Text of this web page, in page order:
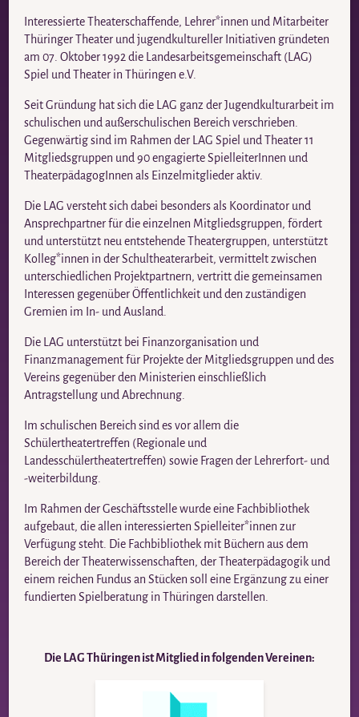
Interessierte Theaterschaffende, Lehrer*innen und Mitarbeiter
Thüringer Theater und jugendkultureller Initiativen gründeten
am 07. Oktober 1992 die Landesarbeitsgemeinschaft (LAG)
Spiel und Theater in Thüringen e.V.
Seit Gründung hat sich die LAG ganz der Jugendkulturarbeit im
schulischen und außerschulischen Bereich verschrieben.
Gegenwärtig sind im Rahmen der LAG Spiel und Theater 11
Mitgliedsgruppen und 90 engagierte SpielleiterInnen und
TheaterpädagogInnen als Einzelmitglieder aktiv.
Die LAG versteht sich dabei besonders als Koordinator und
Ansprechpartner für die einzelnen Mitgliedsgruppen, fördert
und unterstützt neu entstehende Theatergruppen, unterstützt
Kolleg*innen in der Schultheaterarbeit, vermittelt zwischen
unterschiedlichen Projektpartnern, vertritt die gemeinsamen
Interessen gegenüber Öffentlichkeit und den zuständigen
Gremien im In- und Ausland.
Die LAG unterstützt bei Finanzorganisation und
Finanzmanagement für Projekte der Mitgliedsgruppen und des
Vereins gegenüber den Ministerien einschließlich
Antragstellung und Abrechnung.
Im schulischen Bereich sind es vor allem die
Schülertheatertreffen (Regionale und
Landesschülertheatertreffen) sowie Fragen der Lehrerfort- und
-weiterbildung.
Im Rahmen der Geschäftsstelle wurde eine Fachbibliothek
aufgebaut, die allen interessierten Spielleiter*innen zur
Verfügung steht. Die Fachbibliothek mit Büchern aus dem
Bereich der Theaterwissenschaften, der Theaterpädagogik und
einem reichen Fundus an Stücken soll eine Ergänzung zu einer
fundierten Spielberatung in Thüringen darstellen.
Die LAG Thüringen ist Mitglied in folgenden Vereinen: